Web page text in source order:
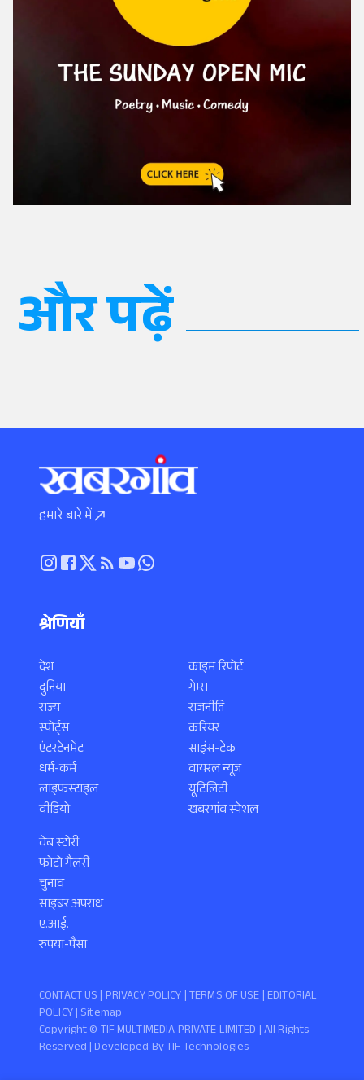
और पढ़ें
हमारे बारे में
श्रेणियाँ
देश
दुनिया
राज्य
स्पोर्ट्स
एंटरटेनमेंट
धर्म-कर्म
लाइफस्टाइल
वीडियो
क्राइम रिपोर्ट
गेम्स
राजनीति
करियर
साइंस-टेक
वायरल न्यूज़
यूटिलिटी
खबरगांव स्पेशल
वेब स्टोरी
फोटो गैलरी
चुनाव
साइबर अपराध
ए.आई.
रुपया-पैसा
Copyright ©️ TIF MULTIMEDIA PRIVATE LIMITED | All Rights
Reserved | Developed ByTIF Technologies
CONTACT US | PRIVACY POLICY |TERMS OF USE | EDITORIAL
POLICY| Sitemap